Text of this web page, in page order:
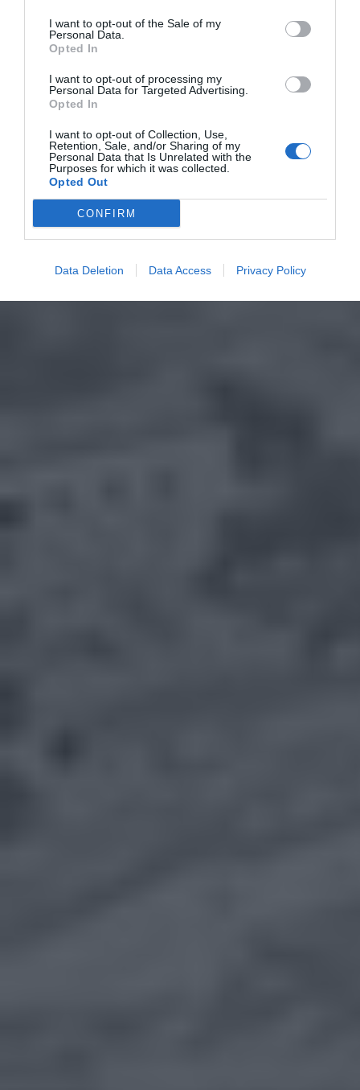
I want to opt-out of the Sale of my
Personal Data.
Opted In
I want to opt-out of processing my
Personal Data for Targeted Advertising.
Opted In
I want to opt-out of Collection, Use,
Retention, Sale, and/or Sharing of my
Personal Data that Is Unrelated with the
Purposes for which it was collected.
Opted Out
CONFIRM
Data Deletion Data Access Privacy Policy